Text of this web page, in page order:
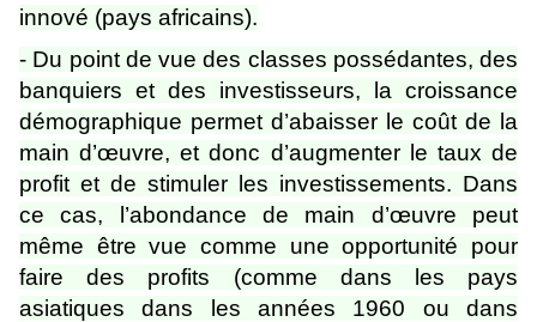
innové (pays africains).
- Du point de vue des classes possédantes, des
banquiers et des investisseurs, la croissance
démographique permet d’abaisser le coût de la
main d’œuvre, et donc d’augmenter le taux de
profit et de stimuler les investissements. Dans
ce cas, l’abondance de main d’œuvre peut
même être vue comme une opportunité pour
faire des profits (comme dans les pays
asiatiques dans les années 1960 ou dans